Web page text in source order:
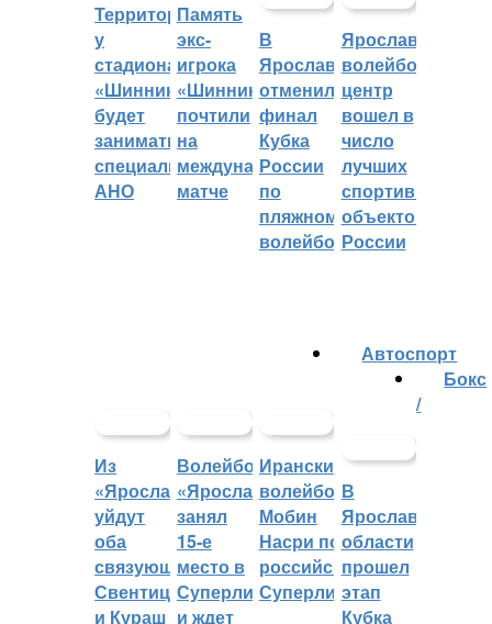
Территорией
у
стадиона
«Шинник»
будет
заниматься
специальное
АНО
Память
экс-
игрока
«Шинника»
почтили
на
международном
матче
В
Ярославле
отменили
финал
Кубка
России
по
пляжному
волейболу
Ярославский
волейбольный
центр
вошел в
число
лучших
спортивных
объектов
России
Из
«Ярославича»
уйдут
оба
связующих:
Свентицкис
и Кураш
Волейбольный
«Ярославич»
занял
15-е
место в
Суперлиге
и ждет
Иранский
волейболист
Мобин
Насри покинет
российскую
Суперлигу
Автоспорт
В
Ярославской
области
прошел
этап
Кубка
Бокс
/